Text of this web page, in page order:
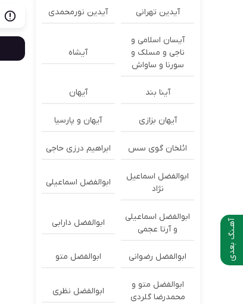
آهـنگ بعدی
آیدین تهرانی آیدین نورمحمدی
آیسان اسلامی و
ناجی و مسلک و
سورنا و ساواش
آیشاه
آینا بند آیهان
آیهان بزازی آیهان و پارسیا
ائلخان گوی سس ابراهیم درزی حاجی
ابوالفضل اسماعیل
نژاد
ابوالفضل اسماعیلی
ابوالفضل اسماعیلی
و آرتا عجمی
ابوالفضل دارابی
ابوالفضل رضوانی ابوالفضل متو
ابوالفضل متو و
محمدرضا گلردی
ابوالفضل نظری